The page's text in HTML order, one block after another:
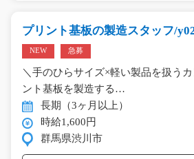
プリント基板の製造スタッフ/
NEW 急募
＼手のひらサイズ×軽い製品を扱う
ント基板を製造する…
長期（3ヶ月以上）
時給1,600円
群馬県渋川市